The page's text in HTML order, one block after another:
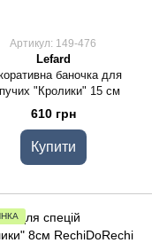
Артикул: 149-476
Lefard
баночка для
"Кролики" 15 см
610 грн
Купити